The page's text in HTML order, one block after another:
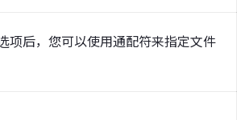
项后，您可以使用通配符来指定文件